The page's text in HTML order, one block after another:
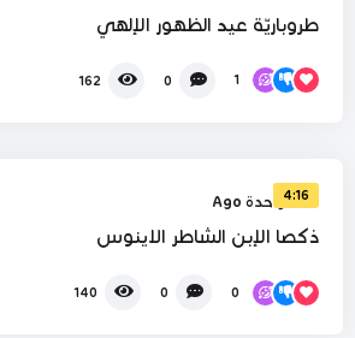
طروباريّة عيد الظهور الإلهي
1
0
162
4:16
سنة واحدة Ago
ذكصا الإبن الشاطر الاينوس
0
0
140